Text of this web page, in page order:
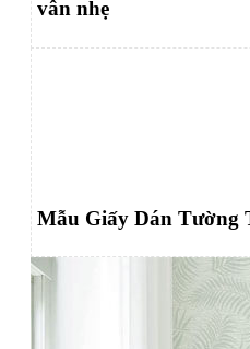
vân nhẹ
Mẫu Giấy Dán Tường